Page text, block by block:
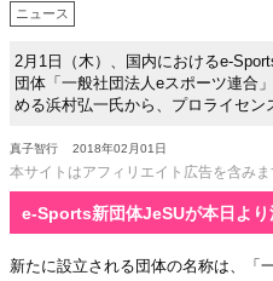
ニュース
2月1日（木）、国内におけるe-
団体「一般社団法人eスポーツ連合
める浜村弘一氏から、プロライセン
真子智行 2018年02月01日
本サイトはアフィリエイト広告を含みま
e-Sports新団体JeSUが本日より
新たに設立される団体の名称は、「